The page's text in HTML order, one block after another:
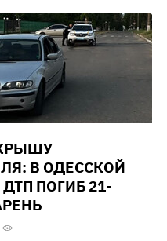
В ОДЕССКОЙ
ПОГИБ 21-